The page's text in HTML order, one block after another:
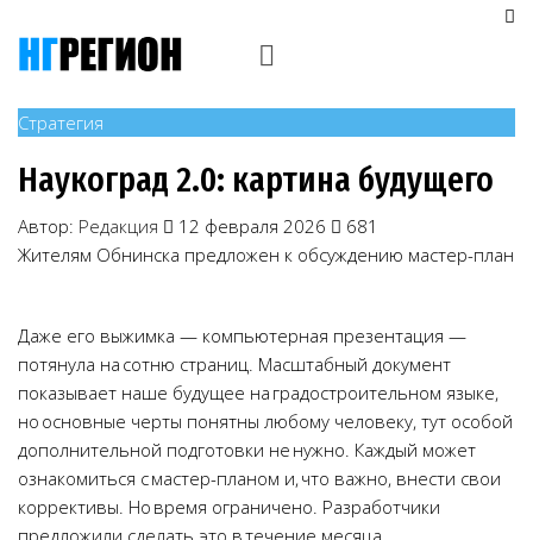
Стратегия
Наукоград 2.0: картина будущего
Автор: Редакция 12 февраля 2026
681
Жителям Обнинска предложен к обсуждению мастер-план
Даже его выжимка — компьютерная презентация —
потянула на сотню страниц. Масштабный документ
показывает наше будущее на градостроительном языке,
но основные черты понятны любому человеку, тут особой
дополнительной подготовки не нужно. Каждый может
ознакомиться с мастер-планом и, что важно, внести свои
коррективы. Но время ограничено. Разработчики
предложили сделать это в течение месяца.